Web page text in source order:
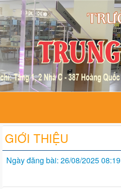
GIỚI THIỆU
Ngày đăng bài: 26/08/2025 08:19